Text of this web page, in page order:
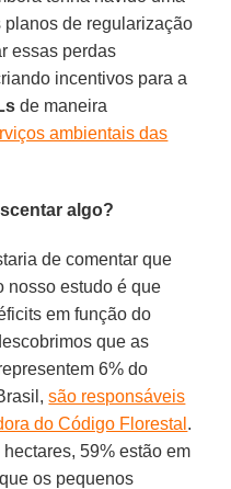
planos de regularização
essas perdas
incentivos para a
de maneira
ambientais das
algo?
de comentar que
nosso estudo é que
em função do
que as
6% do
são responsáveis
do Código Florestal .
59% estão em
os pequenos